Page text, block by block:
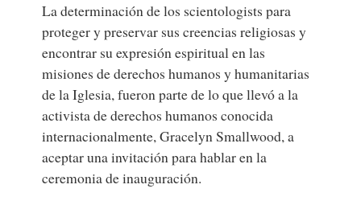
La determinación de los scientologists para
proteger y preservar sus creencias religiosas y
encontrar su expresión espiritual en las
misiones de derechos humanos y humanitarias
de la Iglesia, fueron parte de lo que llevó a la
activista de derechos humanos conocida
internacionalmente, Gracelyn Smallwood, a
aceptar una invitación para hablar en la
ceremonia de inauguración.